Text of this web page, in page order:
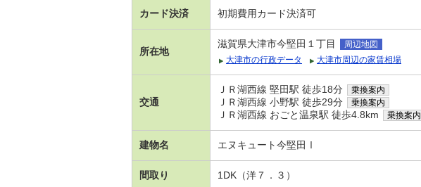
カード決済 初期費用カード決済可
所在地
滋賀県大津市今堅田１丁目
周辺地図
大津市の行政データ
大津市周辺の家賃相場
交通
ＪＲ湖西線 堅田駅 徒歩18分 乗換案内
ＪＲ湖西線 小野駅 徒歩29分 乗換案内
ＪＲ湖西線 おごと温泉駅 徒歩4.8km 乗換案内
建物名 エヌキュート今堅田Ⅰ
間取り 1DK（洋７．３）